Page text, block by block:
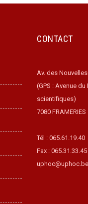
CONTACT
Av. des
(GPS : Avenue du
scientifiques)
7080 FRAMERIES
Tél : 065.61.19.40
Fax : 065.31.33.45
uphoc@uphoc.be